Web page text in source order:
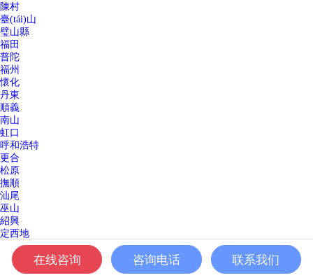
陳村
臺(tái)山
璧山縣
福田
普陀
福州
懷化
丹東
順義
南山
虹口
呼和浩特
更合
松原
撫順
汕尾
巫山
紹興
定西地
橋南
上饒
宜春
在线咨询 咨询电话 联系我们